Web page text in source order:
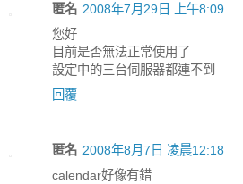
匿名 2008年7月29日 上午8:09
您好
目前是否無法正常使用了
設定中的三台伺服器都連不到
回覆
匿名 2008年8月7日 凌晨12:18
calendar好像有錯